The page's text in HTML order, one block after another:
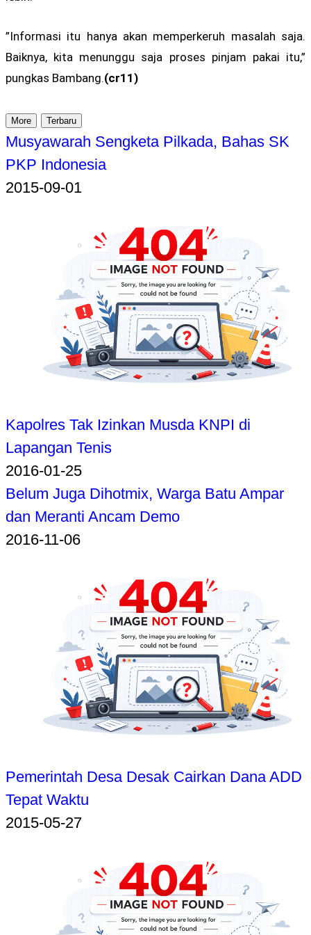
”Informasi itu hanya akan memperkeruh masalah saja.
Baiknya, kita menunggu saja proses pinjam pakai itu,”
pungkas Bambang.(cr11)
More Terbaru
Musyawarah Sengketa Pilkada, Bahas SK
PKP Indonesia
2015-09-01
Kapolres Tak Izinkan Musda KNPI di
Lapangan Tenis
2016-01-25
Belum Juga Dihotmix, Warga Batu Ampar
dan Meranti Ancam Demo
2016-11-06
Pemerintah Desa Desak Cairkan Dana ADD
Tepat Waktu
2015-05-27